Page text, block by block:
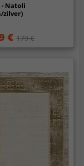
Natoli
zilver)
€ 179 €